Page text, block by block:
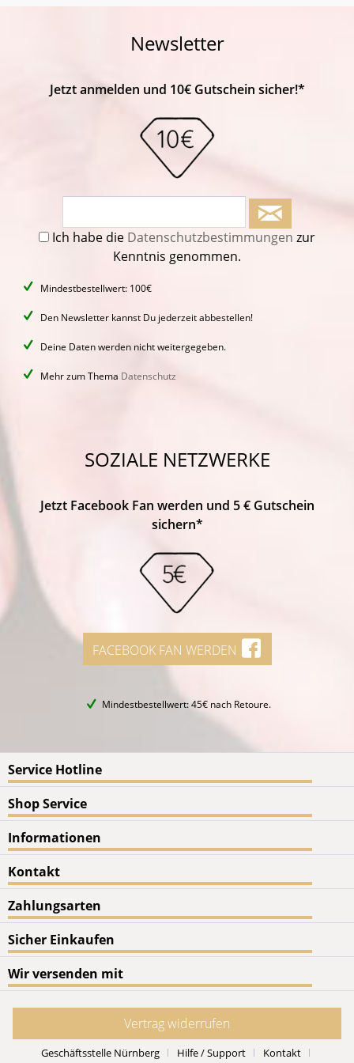
Newsletter
Jetzt anmelden und 10€ Gutschein sicher!*
Ich habe die Datenschutzbestimmungen zur
Kenntnis genommen.
Mindestbestellwert: 100€
Den Newsletter kannst Du jederzeit abbestellen!
Deine Daten werden nicht weitergegeben.
Mehr zum Thema Datenschutz
SOZIALE NETZWERKE
Jetzt Facebook Fan werden und 5 € Gutschein
sichern*
FACEBOOK FAN WERDEN
Mindestbestellwert: 45€ nach Retoure.
Service Hotline
Shop Service
Informationen
Kontakt
Zahlungsarten
Sicher Einkaufen
Wir versenden mit
Vertrag widerrufen
Geschäftsstelle Nürnberg Hilfe / Support Kontakt